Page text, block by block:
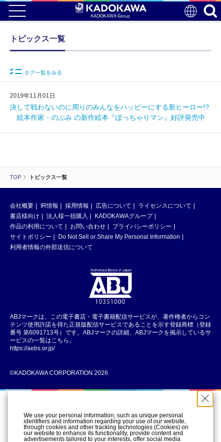
TOP トピックス一覧
トピックス一覧
タグ一覧をみる
2019年11月01日
決して戦わないのに周りのみんなをハッピーにする新ヒーロー!?
絵本作家・のぶみ の新作絵本『ぽっちゃりマン』好評発売中
会社概要 IR情報 採用情報 広告について
ライセンスについて
書店様向け
法人様一括購入
KADOKAWAグループ
作品の利用について
お問い合わせ
プライバシーポリシー
サイトポリシー
Do Not Sell or Share My Personal Information
利用者情報の外部送信について
ABJマークは、この電子書店・電子書籍配信サービスが、著作権者からコン
テンツ使用許諾を得た正規版配信サービスであることを示す登録商標（登録
番号 第6091713号）です。ABJマークの詳細、ABJマークを掲示しているサ
ービスの一覧はこちら。
https://aebs.or.jp/
©KADOKAWA CORPORATION 2026
We use your personal information, such as unique personal
identifiers and information regarding your use of our website,
through cookies and other tracking technologies (Cookies) on
our website to enhance its functionality, provide content and
advertisements tailored to your interests, offer social media